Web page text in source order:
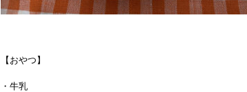
【おやつ】
・牛乳